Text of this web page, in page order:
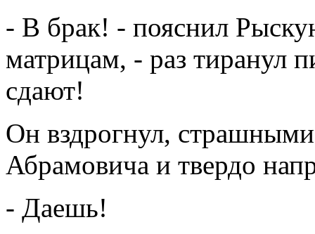
- В брак! - пояснил
матрицам, - раз тиранул
сдают!
Он вздрогнул,
Абрамовича и твердо
- Даешь!